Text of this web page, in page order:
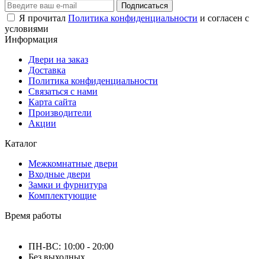
Подписаться
Я прочитал Политика конфиденциальности и согласен с
условиями
Информация
Двери на заказ
Доставка
Политика конфиденциальности
Связаться с нами
Карта сайта
Производители
Акции
Каталог
Межкомнатные двери
Входные двери
Замки и фурнитура
Комплектующие
Время работы
ПН-ВС: 10:00 - 20:00
Без выходных